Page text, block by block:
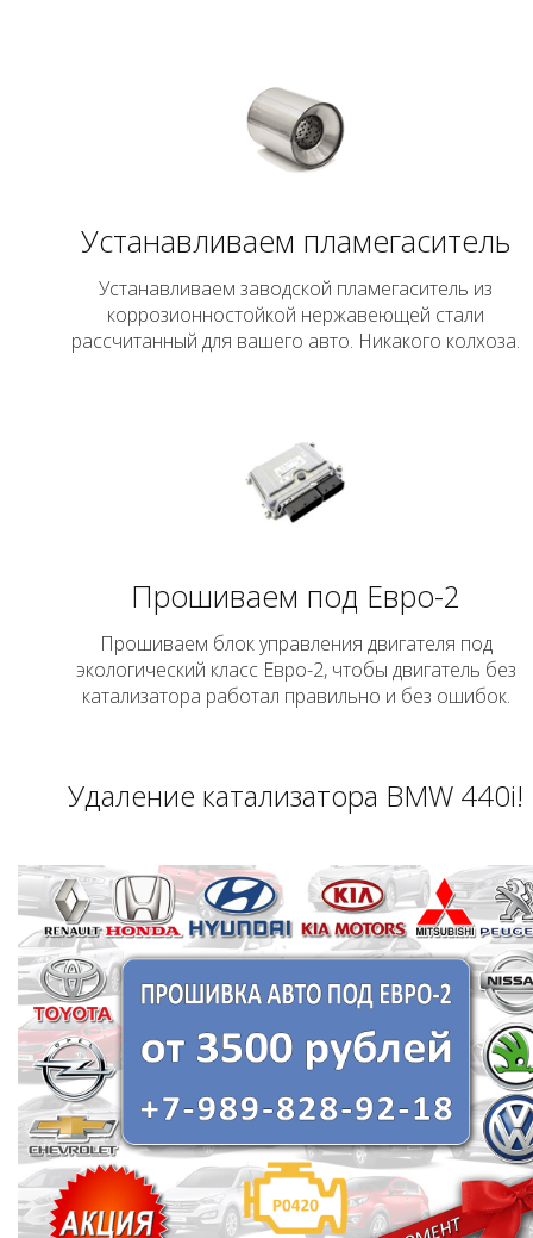
Устанавливаем пламегаситель
Устанавливаем заводской пламегаситель из
коррозионностойкой нержавеющей стали
рассчитанный для вашего авто. Никакого колхоза.
Прошиваем под Евро-2
Прошиваем блок управления двигателя под
экологический класс Евро-2, чтобы двигатель без
катализатора работал правильно и без ошибок.
Удаление катализатора BMW 440i!